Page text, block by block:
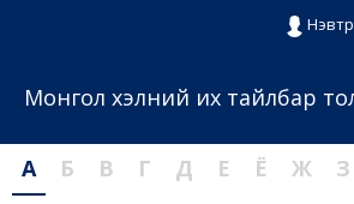
Монгол хэлний их тайлбар
А Б В Г Д Е Ё Ж З